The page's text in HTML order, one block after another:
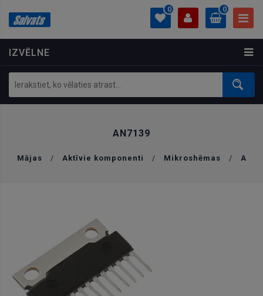
IZVĒLNE
0
PROFILS
Ielogoties
Izveidot kontu
0
0.00 €
AN7139
Mājas / Aktīvie komponenti / Mikroshēmas / A